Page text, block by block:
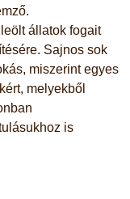
állatok fogait
Sajnos sok
miszerint egyes
melyekből
is